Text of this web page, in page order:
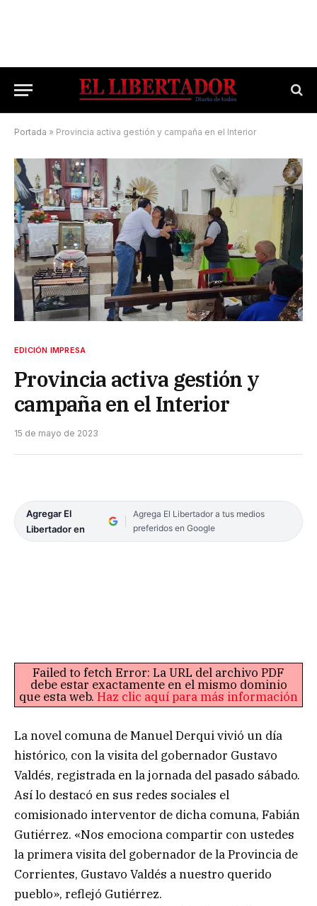
Portada » Provincia activa gestión y campaña en el Interior
EDICIÓN IMPRESA
Provincia activa gestión y
campaña en el Interior
15 de mayo de 2023
Agregar El
Libertador en
Agrega El Libertador a tus medios
preferidos en Google
Failed to fetch Error: La URL del archivo PDF
debe estar exactamente en el mismo dominio
que esta web. Haz clic aquí para más información
La novel comuna de Manuel Derqui vivió un día
histórico, con la visita del gobernador Gustavo
Valdés, registrada en la jornada del pasado sábado.
Así lo destacó en sus redes sociales el
comisionado interventor de dicha comuna, Fabián
Gutiérrez. «Nos emociona compartir con ustedes
la primera visita del gobernador de la Provincia de
Corrientes, Gustavo Valdés a nuestro querido
pueblo», reflejó Gutiérrez.